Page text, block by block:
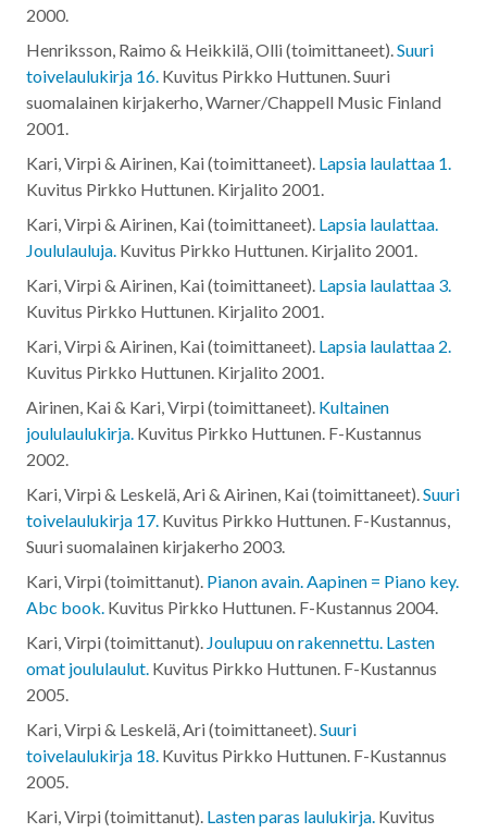
2000.
Henriksson, Raimo & Heikkilä, Olli (toimittaneet).Suuri
toivelaulukirja 16. Kuvitus Pirkko Huttunen. Suuri
suomalainen kirjakerho, Warner/Chappell Music Finland
2001.
Kari, Virpi & Airinen, Kai (toimittaneet). Lapsia laulattaa 1.
Kuvitus Pirkko Huttunen. Kirjalito 2001.
Kari, Virpi & Airinen, Kai (toimittaneet). Lapsia laulattaa.
Joululauluja. Kuvitus Pirkko Huttunen. Kirjalito 2001.
Kari, Virpi & Airinen, Kai (toimittaneet). Lapsia laulattaa 3.
Kuvitus Pirkko Huttunen. Kirjalito 2001.
Kari, Virpi & Airinen, Kai (toimittaneet). Lapsia laulattaa 2.
Kuvitus Pirkko Huttunen. Kirjalito 2001.
Airinen, Kai & Kari, Virpi (toimittaneet). Kultainen
joululaulukirja. Kuvitus Pirkko Huttunen. F-Kustannus
2002.
Kari, Virpi & Leskelä, Ari & Airinen, Kai (toimittaneet).Suuri
toivelaulukirja 17. Kuvitus Pirkko Huttunen. F-Kustannus,
Suuri suomalainen kirjakerho 2003.
Kari, Virpi (toimittanut). Pianon avain. Aapinen = Piano key.
Abc book. Kuvitus Pirkko Huttunen. F-Kustannus 2004.
Kari, Virpi (toimittanut). Joulupuu on rakennettu. Lasten
omat joululaulut. Kuvitus Pirkko Huttunen. F-Kustannus
2005.
Kari, Virpi & Leskelä, Ari (toimittaneet).Suuri
toivelaulukirja 18. Kuvitus Pirkko Huttunen. F-Kustannus
2005.
Kari, Virpi (toimittanut). Lasten paras laulukirja. Kuvitus